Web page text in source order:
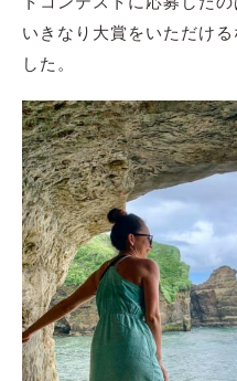
いきなり大賞をいただけ
した。